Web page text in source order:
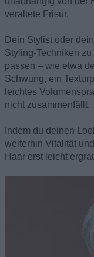
veraltete Frisur.
Dein Stylist oder
Styling-Techniken
passen – wie etwa
Schwung, ein
leichtes
nicht zusammenfällt.
Indem du deinen
weiterhin Vitalität
Haar erst leicht